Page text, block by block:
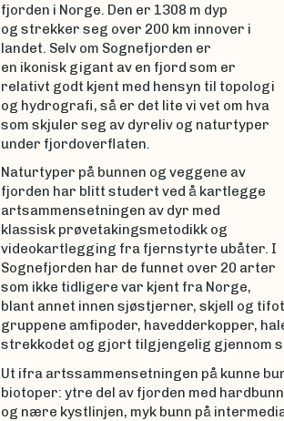
fjorden i Norge. Den er 1308 m dyp
og strekker seg over 200 km innover i
landet. Selv om Sognefjorden er
en ikonisk gigant av en fjord som er
relativt godt kjent med hensyn til topologi
og hydrografi, så er det lite vi vet om hva
som skjuler seg av dyreliv og naturtyper
under fjordoverflaten.
Naturtyper på bunnen og veggene av
fjorden har blitt studert ved å kartlegge
artsammensetningen av dyr med
klassisk prøvetakingsmetodikk og
videokartlegging fra fjernstyrte ubåter. I
Sognefjorden har de funnet over 20 arter
som ikke tidligere var kjent fra Norge,
blant annet innen sjøstjerner, skjell og
gruppene amfipoder, havedderkopper,
strekkodet og gjort tilgjengelig gjennom
Ut ifra artssammensetningen på kunne
biotoper: ytre del av fjorden med
og nære kystlinjen, myk bunn på